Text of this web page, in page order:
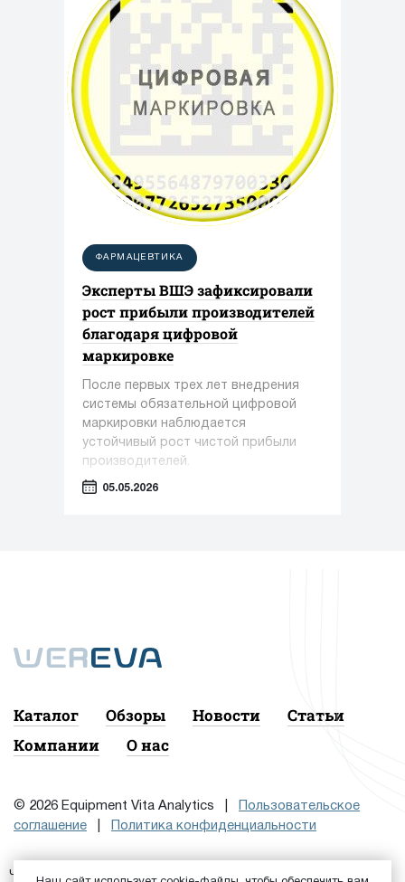
ФАРМАЦЕВТИКА
Эксперты ВШЭ зафиксировали
рост прибыли производителей
благодаря цифровой
маркировке
После первых трех лет внедрения
системы обязательной цифровой
маркировки наблюдается
устойчивый рост чистой прибыли
производителей.
05.05.2026
Каталог Обзоры Новости
Статьи
Компании
О нас
© 2026 Equipment Vita Analytics |
Пользовательское
соглашение
Политика конфиденциальности
Чтобы подписаться на рассылку, сначала Войдите или